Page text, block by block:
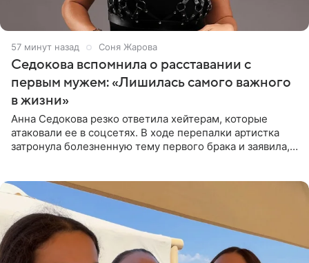
57 минут назад Соня Жарова
Седокова вспомнила о расставании с
первым мужем: «Лишилась самого важного
в жизни»
Анна Седокова резко ответила хейтерам, которые
атаковали ее в соцсетях. В ходе перепалки артистка
затронула болезненную тему первого брака и заявила,